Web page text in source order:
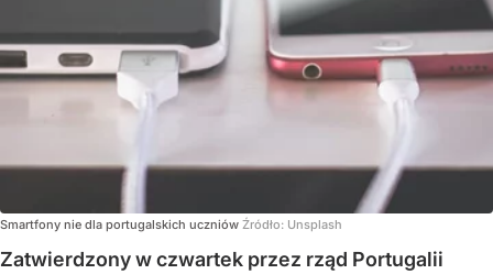
Smartfony nie dla portugalskich uczniów Źródło: Unsplash
Zatwierdzony w czwartek przez rząd Portugalii